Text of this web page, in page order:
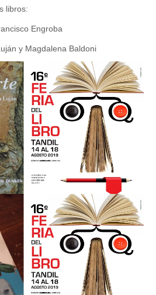
libros:
Engroba
y Magdalena Baldoni